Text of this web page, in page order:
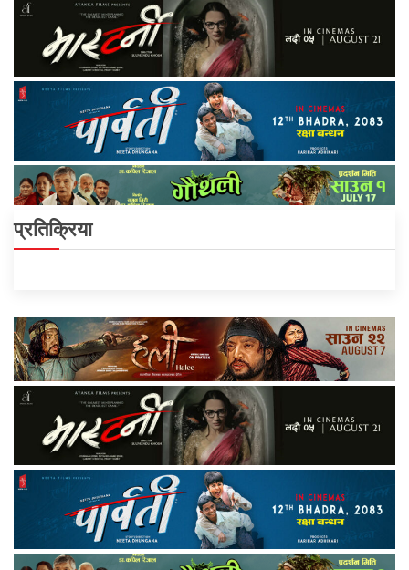
प्रतिक्रिया